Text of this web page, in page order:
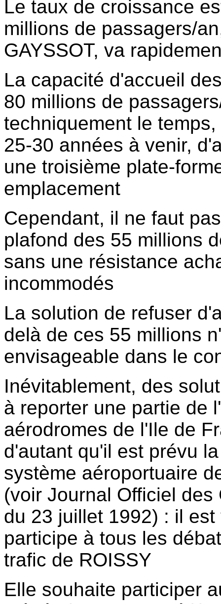
Le taux de croissance
millions de passagers/
GAYSSOT, va
La capacité d'accueil
80 millions de
techniquement le
25-30 années à venir,
une troisième plate-
emplacement
Cependant, il ne faut
plafond des 55 millions
sans une résistance
incommodés
La solution de refuser
delà de ces 55 millions
envisageable dans le
Inévitablement, des
à reporter une partie de
aérodromes de l'Ile de
d'autant qu'il est prévu
système aéroportuaire
(voir Journal Officiel
du 23 juillet 1992) : il
participe à tous les
trafic de ROISSY
Elle souhaite participer